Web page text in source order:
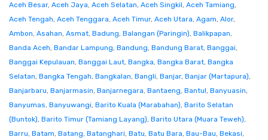
Aceh Besar, Aceh Jaya, Aceh Selatan, Aceh Singkil, Aceh Tamiang,
Aceh Tengah, Aceh Tenggara, Aceh Timur, Aceh Utara, Agam, Alor,
Ambon, Asahan, Asmat, Badung, Balangan (Paringin), Balikpapan,
Banda Aceh, Bandar Lampung, Bandung, Bandung Barat, Banggai,
Banggai Kepulauan, Banggai Laut, Bangka, Bangka Barat, Bangka
Selatan, Bangka Tengah, Bangkalan, Bangli, Banjar, Banjar (Martapura),
Banjarbaru, Banjarmasin, Banjarnegara, Bantaeng, Bantul, Banyuasin,
Banyumas, Banyuwangi, Barito Kuala (Marabahan), Barito Selatan
(Buntok), Barito Timur (Tamiang Layang), Barito Utara (Muara Teweh),
Barru, Batam, Batang, Batanghari, Batu, Batu Bara, Bau-Bau, Bekasi,